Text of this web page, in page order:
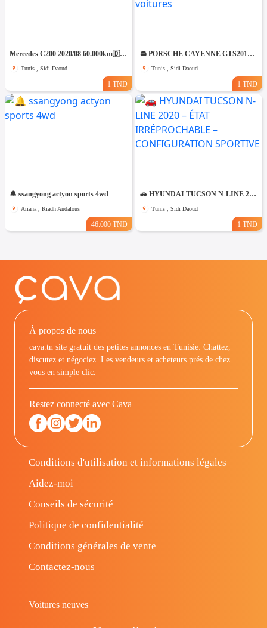
Mercedes C200 2020/08 60.000km🇩🇪 ⛔️ on accepte l échange des voitures
Tunis , Sidi Daoud
1 TND
🚘 PORSCHE CAYENNE GTS2012 V8 ESSENCE🚘 🔁 on accepte l échange des voitures
Tunis , Sidi Daoud
1 TND
🔔 ssangyong actyon sports 4wd
Ariana , Riadh Andalous
46.000 TND
🚗 HYUNDAI TUCSON N-LINE 2020 – ÉTAT IRRÉPROCHABLE – CONFIGURATION SPORTIVE
Tunis , Sidi Daoud
1 TND
À propos de nous
cava.tn site gratuit des petites annonces en Tunisie: Chattez,
discutez et négociez. Les vendeurs et acheteurs prés de chez
vous en simple clic.
Restez connecté avec Cava
Conditions d'utilisation et informations légales
Aidez-moi
Conseils de sécurité
Politique de confidentialité
Conditions générales de vente
Contactez-nous
Voitures neuves